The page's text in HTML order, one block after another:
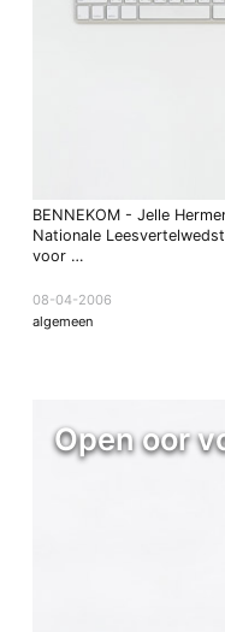
BENNEKOM - Jelle
Nationale
voor …
08-04-2006
algemeen
Open oor